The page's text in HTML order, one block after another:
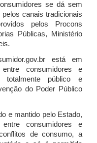
se dá sem
canais tradicionais
pelos Procons
Públicas, Ministério
está em
consumidores e
totalmente público e
do Poder Público
e mantido pelo Estado,
consumidores e
de consumo, a